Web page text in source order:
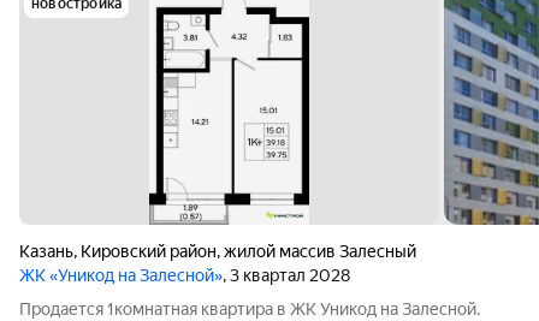
новостройка
Казань, Кировский район,жилой массив Залесный
ЖК «Уникод на Залесной», 3 квартал 2028
Продается 1комнатная квартира в ЖК Уникод на Залесной.